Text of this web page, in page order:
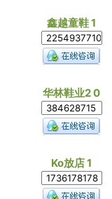
鑫越童鞋 1
华林鞋业2 0
Ko放店 1